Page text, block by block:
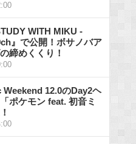
WITH MIKU -
』で公開！ボサノバア
締めくくり！
12.0のDay2ヘ
ポケモン feat. 初音ミ